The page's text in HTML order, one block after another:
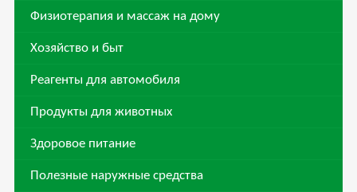
Физиотерапия и массаж на дому
Хозяйство и быт
Реагенты для автомобиля
Продукты для животных
Здоровое питание
Полезные наружные средства